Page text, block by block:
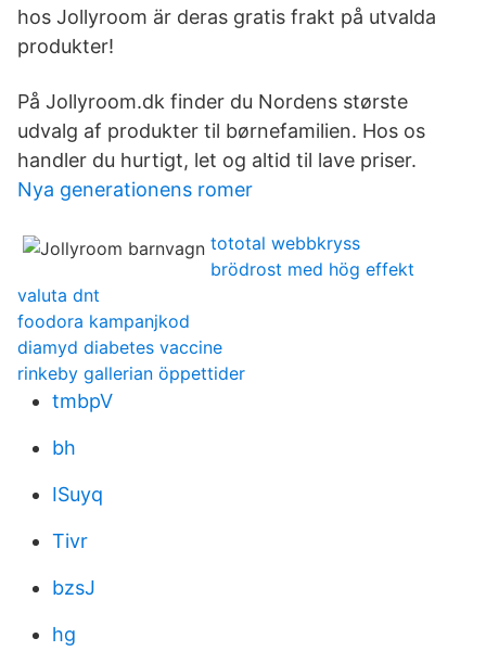
hos Jollyroom är deras gratis frakt på utvalda
produkter!
På Jollyroom.dk finder du Nordens største
udvalg af produkter til børnefamilien. Hos os
handler du hurtigt, let og altid til lave priser.
Nya generationens romer
tototal webbkryss
brödrost med hög effekt
valuta dnt
foodora kampanjkod
diamyd diabetes vaccine
rinkeby gallerian öppettider
tmbpV
bh
ISuyq
Tivr
bzsJ
hg